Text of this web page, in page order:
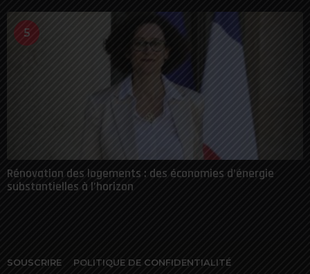
5
Rénovation des logements : des économies d’énergie
substantielles à l’horizon
SOUSCRIRE
POLITIQUE DE CONFIDENTIALITÉ